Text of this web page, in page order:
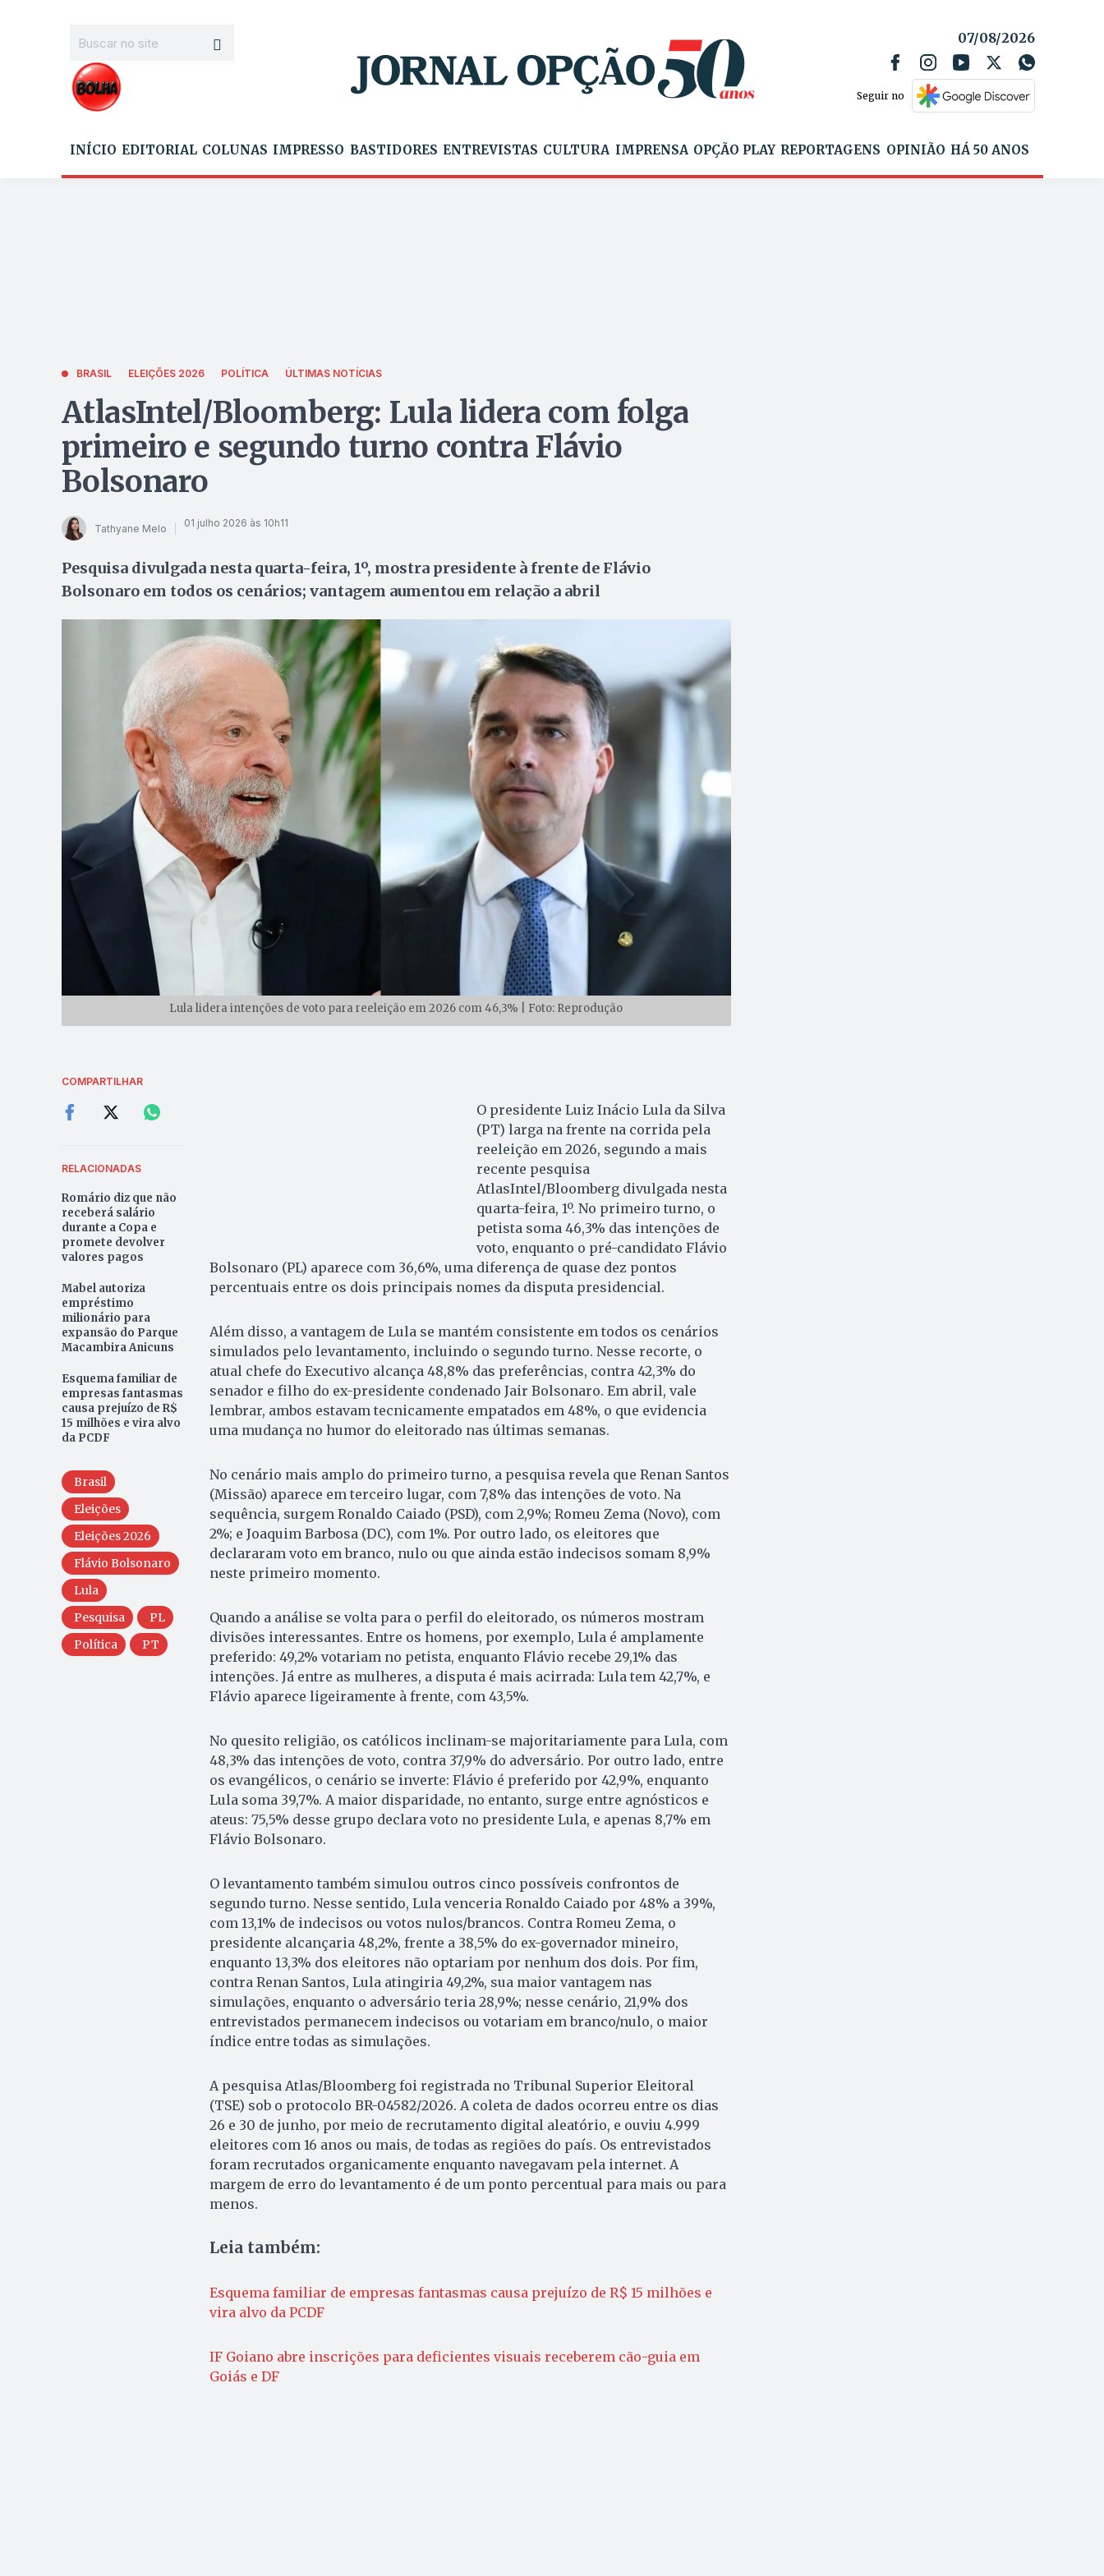
07/08/2026
Seguir no
INÍCIO EDITORIAL COLUNAS IMPRESSO BASTIDORES ENTREVISTAS CULTURA IMPRENSA OPÇÃO PLAY REPORTAGENS OPINIÃO HÁ 50 ANOS
BRASIL ELEIÇÕES 2026 POLÍTICA ÚLTIMAS NOTÍCIAS
AtlasIntel/Bloomberg: Lula lidera com folga
primeiro e segundo turno contra Flávio
Bolsonaro
Tathyane Melo 01 julho 2026 às 10h11
Pesquisa divulgada nesta quarta-feira, 1º, mostra presidente à frente de Flávio
Bolsonaro em todos os cenários; vantagem aumentou em relação a abril
Lula lidera intenções de voto para reeleição em 2026 com 46,3% | Foto: Reprodução
COMPARTILHAR
RELACIONADAS
Romário diz que não
receberá salário
durante a Copa e
promete devolver
valores pagos
Mabel autoriza
empréstimo
milionário para
expansão do Parque
Macambira Anicuns
Esquema familiar de
empresas fantasmas
causa prejuízo de R$
15 milhões e vira alvo
da PCDF
Brasil
Eleições
Eleições 2026
Flávio Bolsonaro
Lula
Pesquisa
PL
Política
PT
O presidente Luiz Inácio Lula da Silva
(PT) larga na frente na corrida pela
reeleição em 2026, segundo a mais
recente pesquisa
AtlasIntel/Bloomberg divulgada nesta
quarta-feira, 1º. No primeiro turno, o
petista soma 46,3% das intenções de
voto, enquanto o pré-candidato Flávio
Bolsonaro (PL) aparece com 36,6%, uma diferença de quase dez pontos
percentuais entre os dois principais nomes da disputa presidencial.
Além disso, a vantagem de Lula se mantém consistente em todos os cenários
simulados pelo levantamento, incluindo o segundo turno. Nesse recorte, o
atual chefe do Executivo alcança 48,8% das preferências, contra 42,3% do
senador e filho do ex-presidente condenado Jair Bolsonaro. Em abril, vale
lembrar, ambos estavam tecnicamente empatados em 48%, o que evidencia
uma mudança no humor do eleitorado nas últimas semanas.
No cenário mais amplo do primeiro turno, a pesquisa revela que Renan Santos
(Missão) aparece em terceiro lugar, com 7,8% das intenções de voto. Na
sequência, surgem Ronaldo Caiado (PSD), com 2,9%; Romeu Zema (Novo), com
2%; e Joaquim Barbosa (DC), com 1%. Por outro lado, os eleitores que
declararam voto em branco, nulo ou que ainda estão indecisos somam 8,9%
neste primeiro momento.
Quando a análise se volta para o perfil do eleitorado, os números mostram
divisões interessantes. Entre os homens, por exemplo, Lula é amplamente
preferido: 49,2% votariam no petista, enquanto Flávio recebe 29,1% das
intenções. Já entre as mulheres, a disputa é mais acirrada: Lula tem 42,7%, e
Flávio aparece ligeiramente à frente, com 43,5%.
No quesito religião, os católicos inclinam-se majoritariamente para Lula, com
48,3% das intenções de voto, contra 37,9% do adversário. Por outro lado, entre
os evangélicos, o cenário se inverte: Flávio é preferido por 42,9%, enquanto
Lula soma 39,7%. A maior disparidade, no entanto, surge entre agnósticos e
ateus: 75,5% desse grupo declara voto no presidente Lula, e apenas 8,7% em
Flávio Bolsonaro.
O levantamento também simulou outros cinco possíveis confrontos de
segundo turno. Nesse sentido, Lula venceria Ronaldo Caiado por 48% a 39%,
com 13,1% de indecisos ou votos nulos/brancos. Contra Romeu Zema, o
presidente alcançaria 48,2%, frente a 38,5% do ex-governador mineiro,
enquanto 13,3% dos eleitores não optariam por nenhum dos dois. Por fim,
contra Renan Santos, Lula atingiria 49,2%, sua maior vantagem nas
simulações, enquanto o adversário teria 28,9%; nesse cenário, 21,9% dos
entrevistados permanecem indecisos ou votariam em branco/nulo, o maior
índice entre todas as simulações.
A pesquisa Atlas/Bloomberg foi registrada no Tribunal Superior Eleitoral
(TSE) sob o protocolo BR-04582/2026. A coleta de dados ocorreu entre os dias
26 e 30 de junho, por meio de recrutamento digital aleatório, e ouviu 4.999
eleitores com 16 anos ou mais, de todas as regiões do país. Os entrevistados
foram recrutados organicamente enquanto navegavam pela internet. A
margem de erro do levantamento é de um ponto percentual para mais ou para
menos.
Leia também:
Esquema familiar de empresas fantasmas causa prejuízo de R$ 15 milhões e
vira alvo da PCDF
IF Goiano abre inscrições para deficientes visuais receberem cão-guia em
Goiás e DF